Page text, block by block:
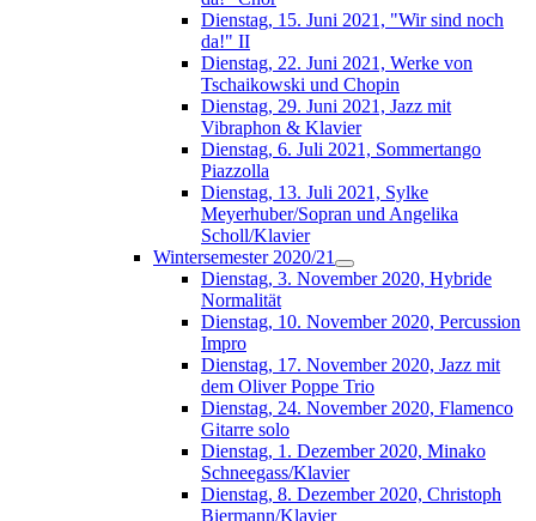
Dienstag, 15. Juni 2021, "Wir sind noch
da!" II
Dienstag, 22. Juni 2021, Werke von
Tschaikowski und Chopin
Dienstag, 29. Juni 2021, Jazz mit
Vibraphon & Klavier
Dienstag, 6. Juli 2021, Sommertango
Piazzolla
Dienstag, 13. Juli 2021, Sylke
Meyerhuber/Sopran und Angelika
Scholl/Klavier
Wintersemester 2020/21
Dienstag, 3. November 2020, Hybride
Normalität
Dienstag, 10. November 2020, Percussion
Impro
Dienstag, 17. November 2020, Jazz mit
dem Oliver Poppe Trio
Dienstag, 24. November 2020, Flamenco
Gitarre solo
Dienstag, 1. Dezember 2020, Minako
Schneegass/Klavier
Dienstag, 8. Dezember 2020, Christoph
Biermann/Klavier